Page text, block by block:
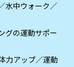
水中ウォーク／
グの運動サポー
力アップ／運動